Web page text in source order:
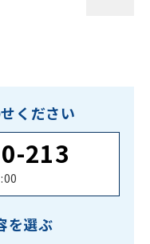
ください
213
を選ぶ